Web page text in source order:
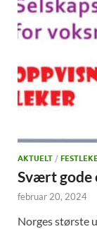
AKTUELT /
Svært gode
februar 20, 2024
Norges største